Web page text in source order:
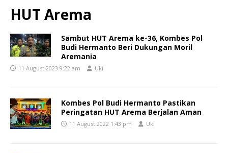
HUT Arema
Sambut HUT Arema ke-36, Kombes Pol
Budi Hermanto Beri Dukungan Moril
Aremania
11 August 2023 9:22 am Uki
Kombes Pol Budi Hermanto Pastikan
Peringatan HUT Arema Berjalan Aman
11 August 2022 1:43 pm Uki